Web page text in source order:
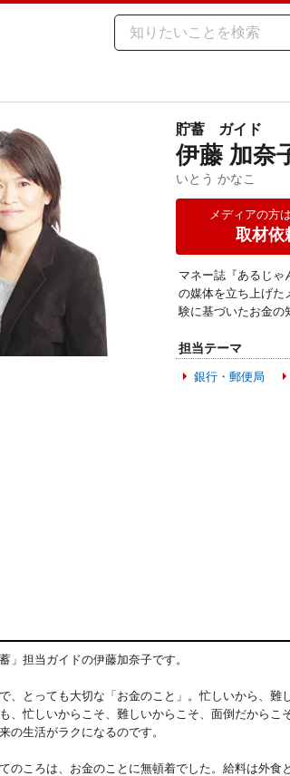
貯蓄 ガイド
伊藤 加奈
いとう かなこ
メディアの方
取材依
マネー誌『あるじゃ
の媒体を立ち上げた
験に基づいたお金の
担当テーマ
銀行・郵便局
」担当ガイドの伊藤加奈子です。
、とっても大切な「お金のこと」。忙しいから、難
、忙しいからこそ、難しいからこそ、面倒だから
の生活がラクになるのです。
のころは、お金のことに無頓着でした。給料は外食